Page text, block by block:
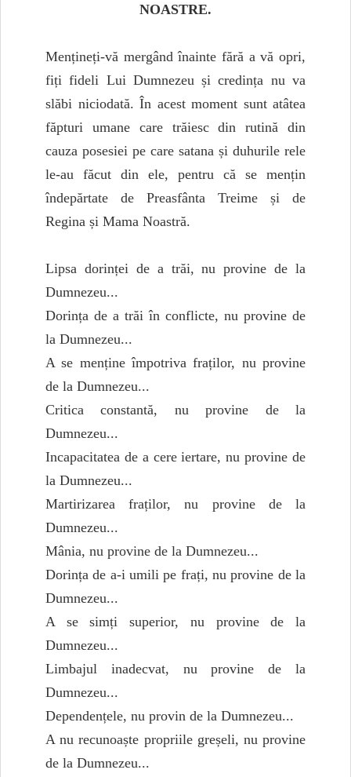
NOASTRE.
Mențineți-vă mergând înainte fără a vă opri,
fiți fideli Lui Dumnezeu și credința nu va
slăbi niciodată. În acest moment sunt atâtea
făpturi umane care trăiesc din rutină din
cauza posesiei pe care satana și duhurile rele
le-au făcut din ele, pentru că se mențin
îndepărtate de Preasfânta Treime și de
Regina și Mama Noastră.
Lipsa dorinței de a trăi, nu provine de la
Dumnezeu...
Dorința de a trăi în conflicte, nu provine de
la Dumnezeu...
A se menține împotriva fraților, nu provine
de la Dumnezeu...
Critica constantă, nu provine de la
Dumnezeu...
Incapacitatea de a cere iertare, nu provine de
la Dumnezeu...
Martirizarea fraților, nu provine de la
Dumnezeu...
Mânia, nu provine de la Dumnezeu...
Dorința de a-i umili pe frați, nu provine de la
Dumnezeu...
A se simți superior, nu provine de la
Dumnezeu...
Limbajul inadecvat, nu provine de la
Dumnezeu...
Dependențele, nu provin de la Dumnezeu...
A nu recunoaște propriile greșeli, nu provine
de la Dumnezeu...